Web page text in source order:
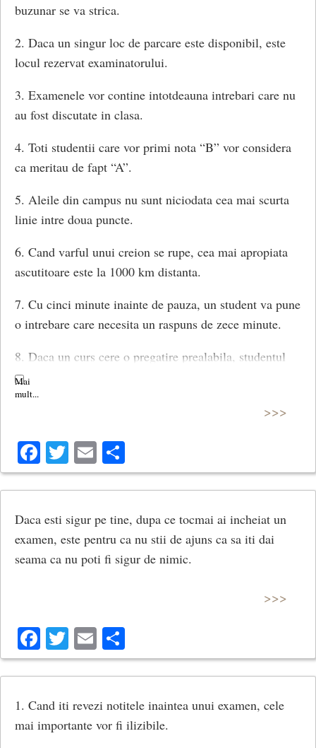
buzunar se va strica.
2. Daca un singur loc de parcare este disponibil, este
locul rezervat examinatorului.
3. Examenele vor contine intotdeauna intrebari care nu
au fost discutate in clasa.
4. Toti studentii care vor primi nota “B” vor considera
ca meritau de fapt “A”.
5. Aleile din campus nu sunt niciodata cea mai scurta
linie intre doua puncte.
6. Cand varful unui creion se rupe, cea mai apropiata
ascutitoare este la 1000 km distanta.
7. Cu cinci minute inainte de pauza, un student va pune
o intrebare care necesita un raspuns de zece minute.
8. Daca un curs cere o pregatire prealabila, studentul
nu o are.
9. Spatiul pentru birouri si salariile administratorilor
profesorilor.
10. Studentii usor surzi vor avea instructori care
11. Intr-o zi ploioasa, sala pentru cursul urmator este
intotdeauna la trei cladiri distanta.
13. Cand un student isi pregateste perfect seminarul,
asistentul nu-i va verifica pregatirea.
filmele.
>>>
Facebook
Twitter
Email
Daca esti sigur pe tine, dupa ce tocmai ai incheiat un
examen, este pentru ca nu stii de ajuns ca sa iti dai
seama ca nu poti fi sigur de nimic.
>>>
Facebook
Twitter
Email
1. Cand iti revezi notitele inaintea unui examen, cele
mai importante vor fi ilizibile.